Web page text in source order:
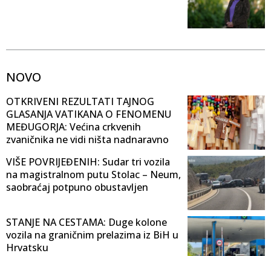
NOVO
OTKRIVENI REZULTATI TAJNOG
GLASANJA VATIKANA O FENOMENU
MEĐUGORJA: Većina crkvenih
zvaničnika ne vidi ništa nadnaravno
VIŠE POVRIJEĐENIH: Sudar tri vozila
na magistralnom putu Stolac – Neum,
saobraćaj potpuno obustavljen
STANJE NA CESTAMA: Duge kolone
vozila na graničnim prelazima iz BiH u
Hrvatsku